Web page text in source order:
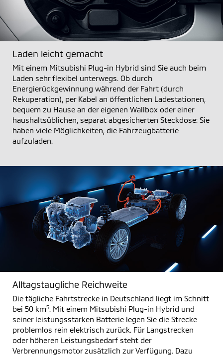
Laden leicht gemacht
Mit einem Mitsubishi Plug-in Hybrid sind Sie auch beim
Laden sehr flexibel unterwegs. Ob durch
Energierückgewinnung während der Fahrt (durch
Rekuperation), per Kabel an öffentlichen Ladestationen,
bequem zu Hause an der eigenen Wallbox oder einer
haushaltsüblichen, separat abgesicherten Steckdose: Sie
haben viele Möglichkeiten, die Fahrzeugbatterie
aufzuladen.
Alltagstaugliche Reichweite
Die tägliche Fahrtstrecke in Deutschland liegt im Schnitt
bei 50 km5. Mit einem Mitsubishi Plug-in Hybrid und
seiner leistungsstarken Batterie legen Sie die Strecke
problemlos rein elektrisch zurück. Für Langstrecken
oder höheren Leistungsbedarf steht der
Verbrennungsmotor zusätzlich zur Verfügung. Dazu